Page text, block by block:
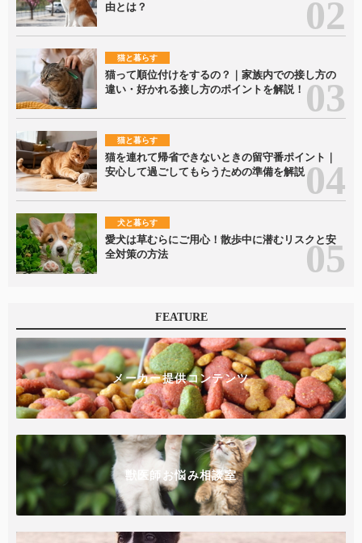
由とは？
猫と暮らす
猫って順位付けをするの？｜家族内での接し方の
違い・好かれる接し方のポイントを解説！
猫と暮らす
猫を連れて帰省できないときの留守番ポイント｜
安心して過ごしてもらうための準備を解説
犬と暮らす
愛犬は草むらにご用心！散歩中に潜むリスクと安
全対策の方法
FEATURE
メーカー提供コンテンツ
獣医師お悩み相談室